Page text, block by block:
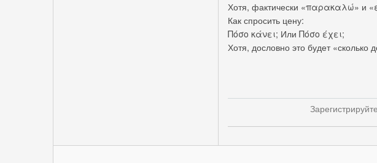
Хотя, фактически «παρακαλώ» и
Как спросить цену:
Πόσο κάνει; Или Πόσο έχει;
Хотя, дословно это будет «сколько